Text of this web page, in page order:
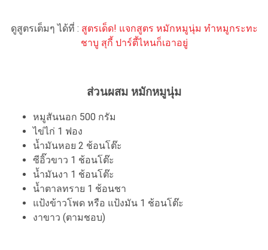
ดูสูตรเต็มๆ ได้ที่ : สูตรเด็ด! แจกสูตร หมักหมูนุ่ม ทำหมูกระทะ
ชาบู สุกี้ ปาร์ตี้ไหนก็เอาอยู่
ส่วนผสม หมักหมูนุ่ม
หมูสันนอก 500 กรัม
ไข่ไก่ 1 ฟอง
น้ำมันหอย 2 ช้อนโต๊ะ
ซีอิ๊วขาว 1 ช้อนโต๊ะ
น้ำมันงา 1 ช้อนโต๊ะ
น้ำตาลทราย 1 ช้อนชา
แป้งข้าวโพด หรือ แป้งมัน 1 ช้อนโต๊ะ
งาขาว (ตามชอบ)